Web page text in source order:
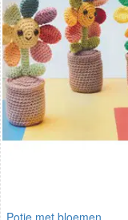
Potje met bloemen